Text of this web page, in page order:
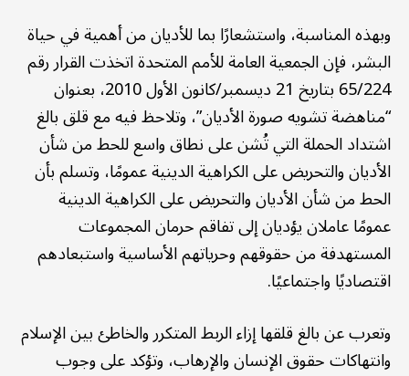
وبهذه المناسبة، واستشعارًا بما للأديان من أهمية في حياة
البشر، فإن الجمعية العامة للأمم المتحدة اتخذت القرار رقم
65/224 بتاريخ 21 ديسمبر/كانون الأول 2010، بعنوان
“مناهضة تشويه صورة الأديان”، وتلاحظ فيه مع قلق بالغ
اشتداد الحملة التي تُشن على نطاق واسع للحط من شأن
الأديان والتحريض على الكراهية الدينية عمومًا، وتسلم بأن
الحط من شأن الأديان والتحريض على الكراهية الدينية
عمومًا عاملان يؤديان إلى تفاقم حرمان المجموعات
المستهدفة من حقوقهم وحرياتهم الأساسية واستبعادهم
اقتصاديًا واجتماعيًا.
وتعرب عن بالغ قلقها إزاء الربط المتكرر والخاطئ بين الإسلام
وانتهاكات حقوق الإنسان والإرهاب، وتؤكد على وجوب